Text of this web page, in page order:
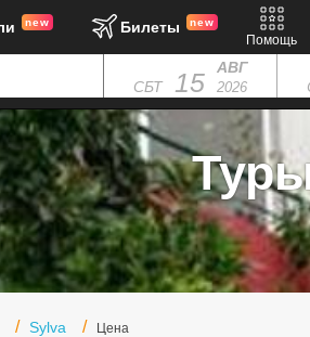
new Билеты new
Помощь
СБТ 15 АВГ
2026
Sylva Цена